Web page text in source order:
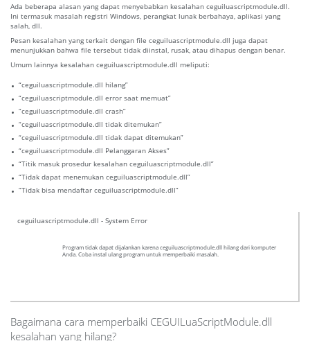
Ada beberapa alasan yang dapat menyebabkan kesalahan ceguiluascriptmodule.dll.
Ini termasuk masalah registri Windows, perangkat lunak berbahaya, aplikasi yang
salah, dll.
Pesan kesalahan yang terkait dengan file ceguiluascriptmodule.dll juga dapat
menunjukkan bahwa file tersebut tidak diinstal, rusak, atau dihapus dengan benar.
Umum lainnya kesalahan ceguiluascriptmodule.dll meliputi:
“ceguiluascriptmodule.dll hilang”
“ceguiluascriptmodule.dll error saat memuat”
“ceguiluascriptmodule.dll crash”
“ceguiluascriptmodule.dll tidak ditemukan”
“ceguiluascriptmodule.dll tidak dapat ditemukan”
“ceguiluascriptmodule.dll Pelanggaran Akses”
“Titik masuk prosedur kesalahan ceguiluascriptmodule.dll”
“Tidak dapat menemukan ceguiluascriptmodule.dll”
“Tidak bisa mendaftar ceguiluascriptmodule.dll”
ceguiluascriptmodule.dll - System Error
Program tidak dapat dijalankan karena ceguiluascriptmodule.dll hilang dari komputer
Anda. Coba instal ulang program untuk memperbaiki masalah.
Bagaimana cara memperbaiki CEGUILuaScriptModule.dll
kesalahan yang hilang?